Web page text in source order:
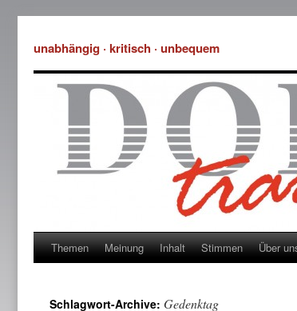
unabhängig · kritisch · unbequem
Themen Meinung Inhalt Stimmen Über
Schlagwort-Archive: Gedenktag